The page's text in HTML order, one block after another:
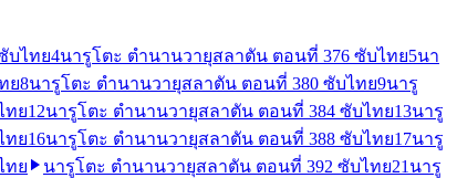
บไทย4นารูโตะ ตำนานวายุสลาตัน ตอนที่ 376 ซับไทย5นา
ย8นารูโตะ ตำนานวายุสลาตัน ตอนที่ 380 ซับไทย9นารู
ทย12นารูโตะ ตำนานวายุสลาตัน ตอนที่ 384 ซับไทย13นารู
ทย16นารูโตะ ตำนานวายุสลาตัน ตอนที่ 388 ซับไทย17นารู
ทย นารูโตะ ตำนานวายุสลาตัน ตอนที่ 392 ซับไทย21 นารู